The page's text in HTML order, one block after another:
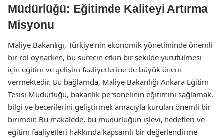
Müdürlüğü: Eğitimde Kaliteyi Artırma
Misyonu
Maliye Bakanlığı, Türkiye’nin ekonomik yönetiminde önemli
bir rol oynarken, bu sürecin etkin bir şekilde yürütülmesi
için eğitim ve gelişim faaliyetlerine de büyük önem
vermektedir. Bu bağlamda, Maliye Bakanlığı Ankara Eğitim
Tesisi Müdürlüğü, bakanlık personelinin eğitimini sağlamak,
bilgi ve becerilerini geliştirmek amacıyla kurulan önemli bir
birimdir. Bu makalede, bu müdürlüğün işlevi, hedefleri ve
eğitim faaliyetleri hakkında kapsamlı bir değerlendirme